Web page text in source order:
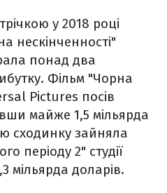
у 2018 році
нескінченності"
понад два
Фільм "Чорна
Pictures посів
майже 1,5 мільярда
сходинку зайняла
періоду 2" студії
мільярда доларів.